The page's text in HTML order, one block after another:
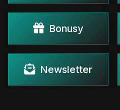
Bonusy
Newsletter